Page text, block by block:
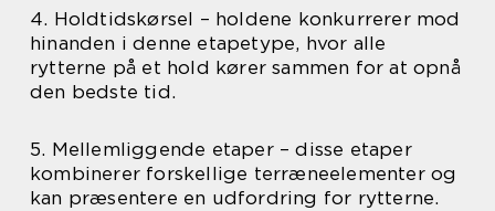
4. Holdtidskørsel – holdene konkurrerer mod
hinanden i denne etapetype, hvor alle
rytterne på et hold kører sammen for at opnå
den bedste tid.
5. Mellemliggende etaper – disse etaper
kombinerer forskellige terræneelementer og
kan præsentere en udfordring for rytterne.